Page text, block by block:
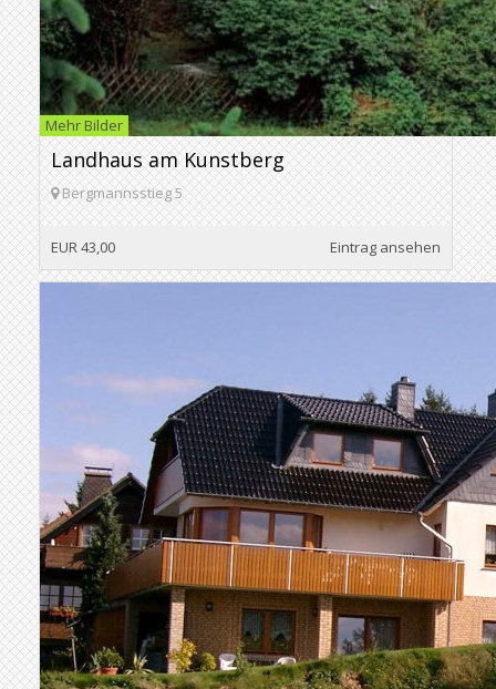
Mehr Bilder
Landhaus am Kunstberg
Bergmannsstieg 5
EUR 43,00 Eintrag ansehen